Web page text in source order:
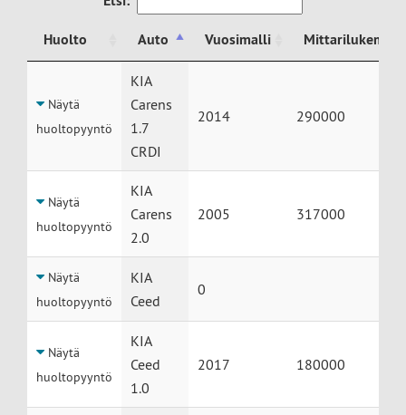
Huolto Auto Vuosimalli
Mittarilukema
Auto
Näytä
huoltopyyntö
KIA
Carens
1.7
CRDI
2014 290000
Näytä
huoltopyyntö
KIA
Carens
2.0
2005 317000
Näytä
huoltopyyntö
KIA
Ceed
0
Näytä
huoltopyyntö
KIA
Ceed
1.0
2017 180000